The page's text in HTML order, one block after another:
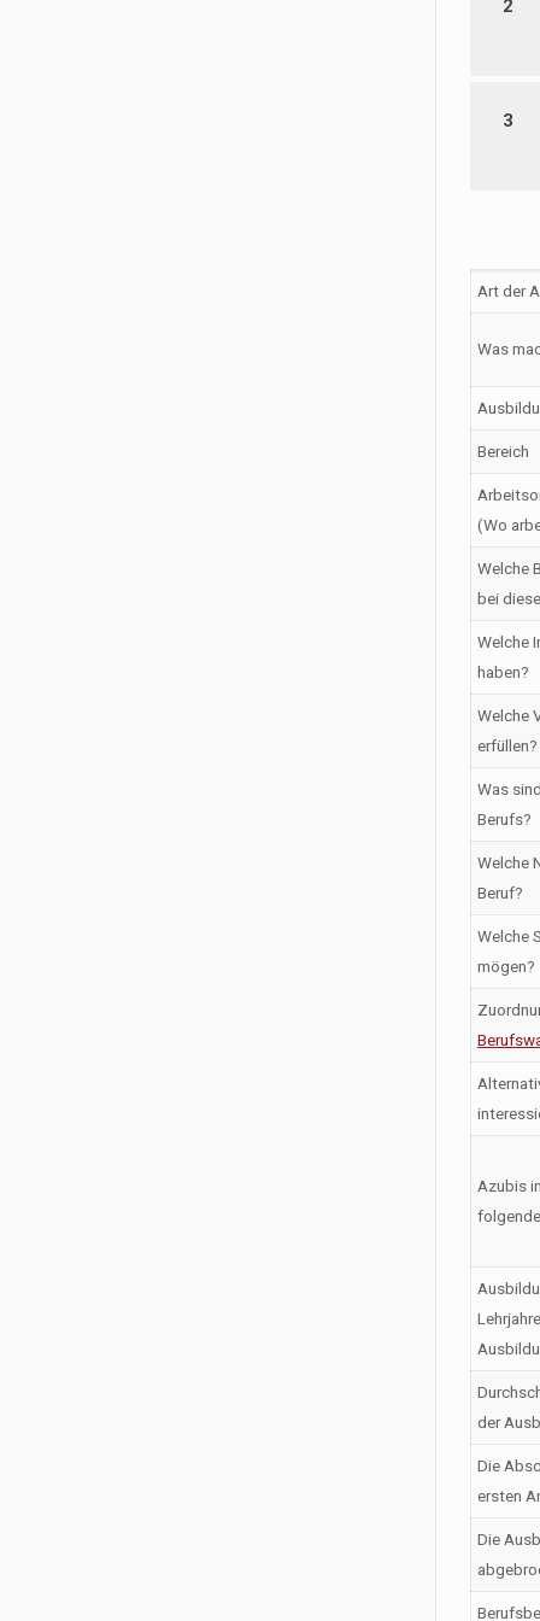
2
3
Art der
Was
Bereich
(Wo
Welche
bei
Welche
haben?
Welche
erfüllen?
Was
Berufs?
Welche
Beruf?
Welche
mögen?
Azubis
der
Die
ersten
Die